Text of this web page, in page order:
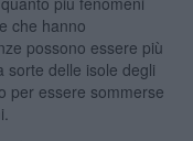
che hanno
possono essere più
sorte delle isole degli
per essere sommerse